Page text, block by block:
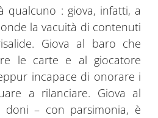
qualcuno : giova, infatti, a
la vacuità di contenuti
Giova al baro che
le carte e al giocatore
incapace di onorare i
a rilanciare. Giova al
– con parsimonia, è